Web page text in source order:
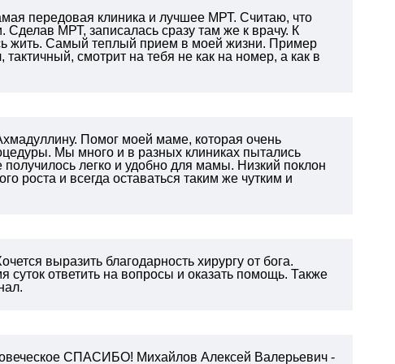
передовая клиника и лучшее МРТ. Считаю, что
МРТ, записалась сразу там же к врачу. К
жить. Самый теплый прием в моей жизни. Пример
смотрит на тебя не как на номер, а как в
Помог моей маме, которая очень
Мы много и в разных клиниках пытались
легко и удобно для мамы. Низкий поклон
роста и всегда оставаться таким же чутким и
выразить благодарность хирургу от бога.
ответить на вопросы и оказать помощь. Также
СПАСИБО! Михайлов Алексей Валерьевич -